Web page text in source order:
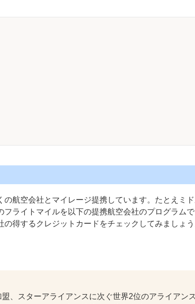
航空会社とマイレージ提携しています。たとえミ
ライトマイルを以下の提携航空会社のプログラム
得するクレジットカードをチェックしてみましょう
、スターアライアンスに次ぐ世界2位のアライアン